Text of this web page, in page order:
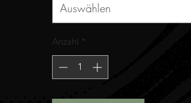
Auswählen
Anzahl *